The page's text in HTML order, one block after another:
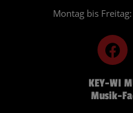
KEY-WI
Musik-
F
a
c
e
b
Montag bis